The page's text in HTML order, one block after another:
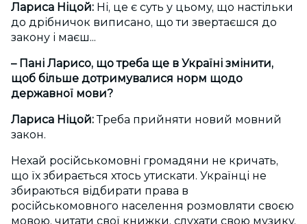
Лариса Ніцой: Ні, це є суть у цьому, що настільки
до дрібничок виписано, що ти звертаєшся до
закону і маєш...
– Пані Ларисо, що треба ще в Україні змінити,
щоб більше дотримувалися норм щодо
державної мови?
Лариса Ніцой:Треба прийняти новий мовний
закон.
Нехай російськомовні громадяни не кричать,
що їх збирається хтось утискати. Українці не
збираються відбирати права в
російськомовного населення розмовляти своєю
мовою, читати свої книжки, слухати свою музику,